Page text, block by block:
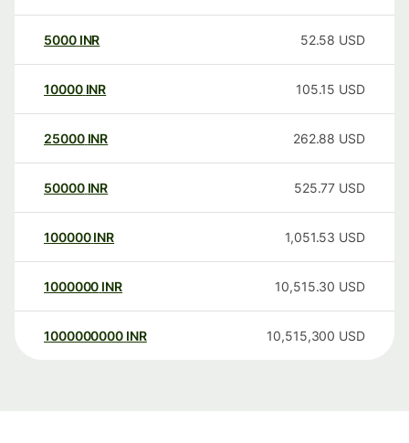
5000 INR 52.58 USD
10000 INR 105.15 USD
25000 INR 262.88 USD
50000 INR 525.77 USD
100000 INR 1,051.53 USD
1000000 INR 10,515.30 USD
1000000000 INR 10,515,300 USD